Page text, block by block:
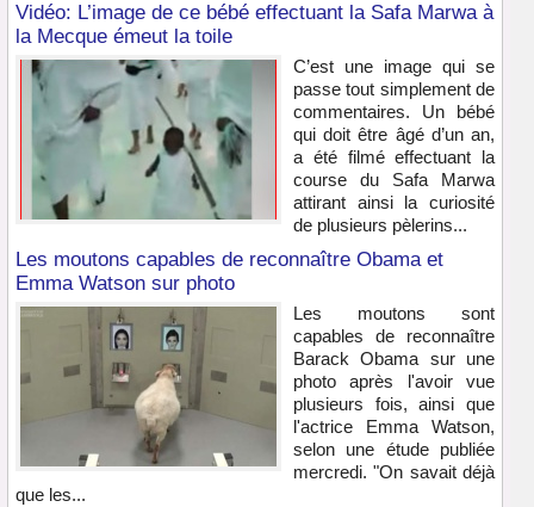
Vidéo: L’image de ce bébé effectuant la Safa Marwa à
la Mecque émeut la toile
C’est une image qui se
passe tout simplement de
commentaires. Un bébé
qui doit être âgé d’un an,
a été filmé effectuant la
course du Safa Marwa
attirant ainsi la curiosité
de plusieurs pèlerins...
Les moutons capables de reconnaître Obama et
Emma Watson sur photo
Les moutons sont
capables de reconnaître
Barack Obama sur une
photo après l'avoir vue
plusieurs fois, ainsi que
l'actrice Emma Watson,
selon une étude publiée
mercredi. "On savait déjà
que les...